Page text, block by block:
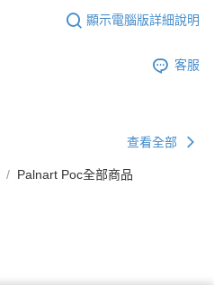
顯示電腦版詳細說明
客服
查看全部
Palnart Poc全部商品